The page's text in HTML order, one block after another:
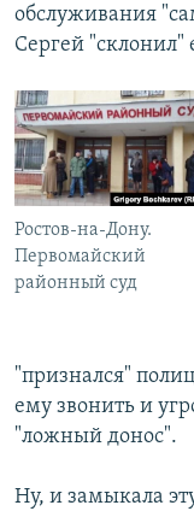
обслуживания
Сергей "склонил"
Ростов-на-Дону.
Первомайский
районный суд
"признался"
ему звонить и
"ложный донос".
Ну, и замыкала